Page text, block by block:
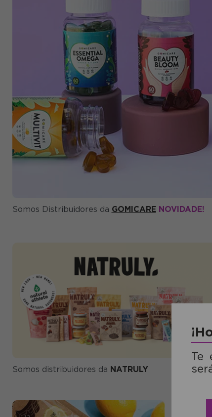
Somos Distribuidores da GOMICARE NOVIDADE!
Somos distribuidores da NATRULY
Te